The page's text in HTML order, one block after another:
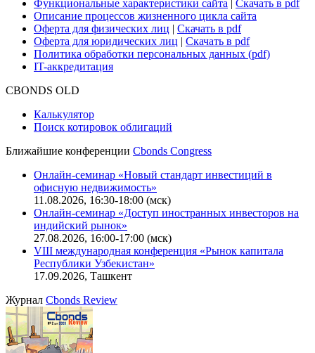
Функциональные характеристики сайта | Скачать в pdf
Описание процессов жизненного цикла сайта
Оферта для физических лиц | Скачать в pdf
Оферта для юридических лиц | Скачать в pdf
Политика обработки персональных данных (pdf)
IT-аккредитация
CBONDS OLD
Калькулятор
Поиск котировок облигаций
Ближайшие конференции Cbonds Congress
Онлайн-семинар «Новый стандарт инвестиций в
офисную недвижимость»
11.08.2026, 16:30-18:00 (мск)
Онлайн-семинар «Доступ иностранных инвесторов на
индийский рынок»
27.08.2026, 16:00-17:00 (мск)
VIII международная конференция «Рынок капитала
Республики Узбекистан»
17.09.2026, Ташкент
Журнал Cbonds Review